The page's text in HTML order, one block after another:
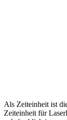
Als Zeiteinheit ist
Zeiteinheit für